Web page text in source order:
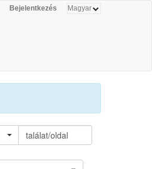
Bejelentkezés
találat/oldal